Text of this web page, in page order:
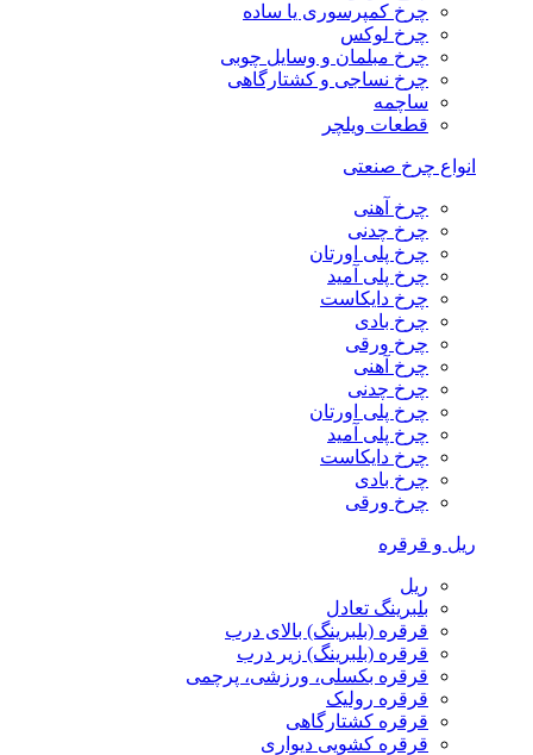
چرخ کمپرسوری یا ساده
چرخ لوکس
چرخ مبلمان و وسایل چوبی
چرخ نساجی و کشتارگاهی
ساچمه
قطعات ویلچر
انواع چرخ صنعتی
چرخ آهنی
چرخ چدنی
چرخ پلی اورتان
چرخ پلی آمید
چرخ دایکاست
چرخ بادی
چرخ ورقی
چرخ آهنی
چرخ چدنی
چرخ پلی اورتان
چرخ پلی آمید
چرخ دایکاست
چرخ بادی
چرخ ورقی
ریل و قرقره
ریل
بلبرینگ تعادل
قرقره (بلبرینگ) بالای درب
قرقره (بلبرینگ) زیر درب
قرقره بکسلی، ورزشی، پرچمی
قرقره رولیک
قرقره کشتارگاهی
قرقره کشویی دیواری